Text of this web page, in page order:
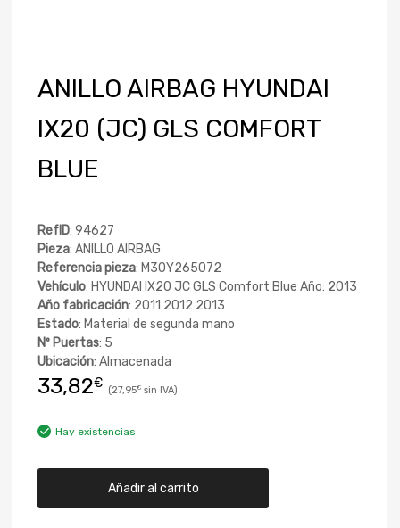
ANILLO AIRBAG HYUNDAI
IX20 (JC) GLS COMFORT
BLUE
RefID: 94627
Pieza: ANILLO AIRBAG
Referencia pieza: M30Y265072
Vehículo: HYUNDAI IX20 JC GLS Comfort Blue Año: 2013
Año fabricación: 2011 2012 2013
Estado: Material de segunda mano
Nº Puertas: 5
Ubicación: Almacenada
33,82€ 27,95€
Hay existencias
Añadir al carrito